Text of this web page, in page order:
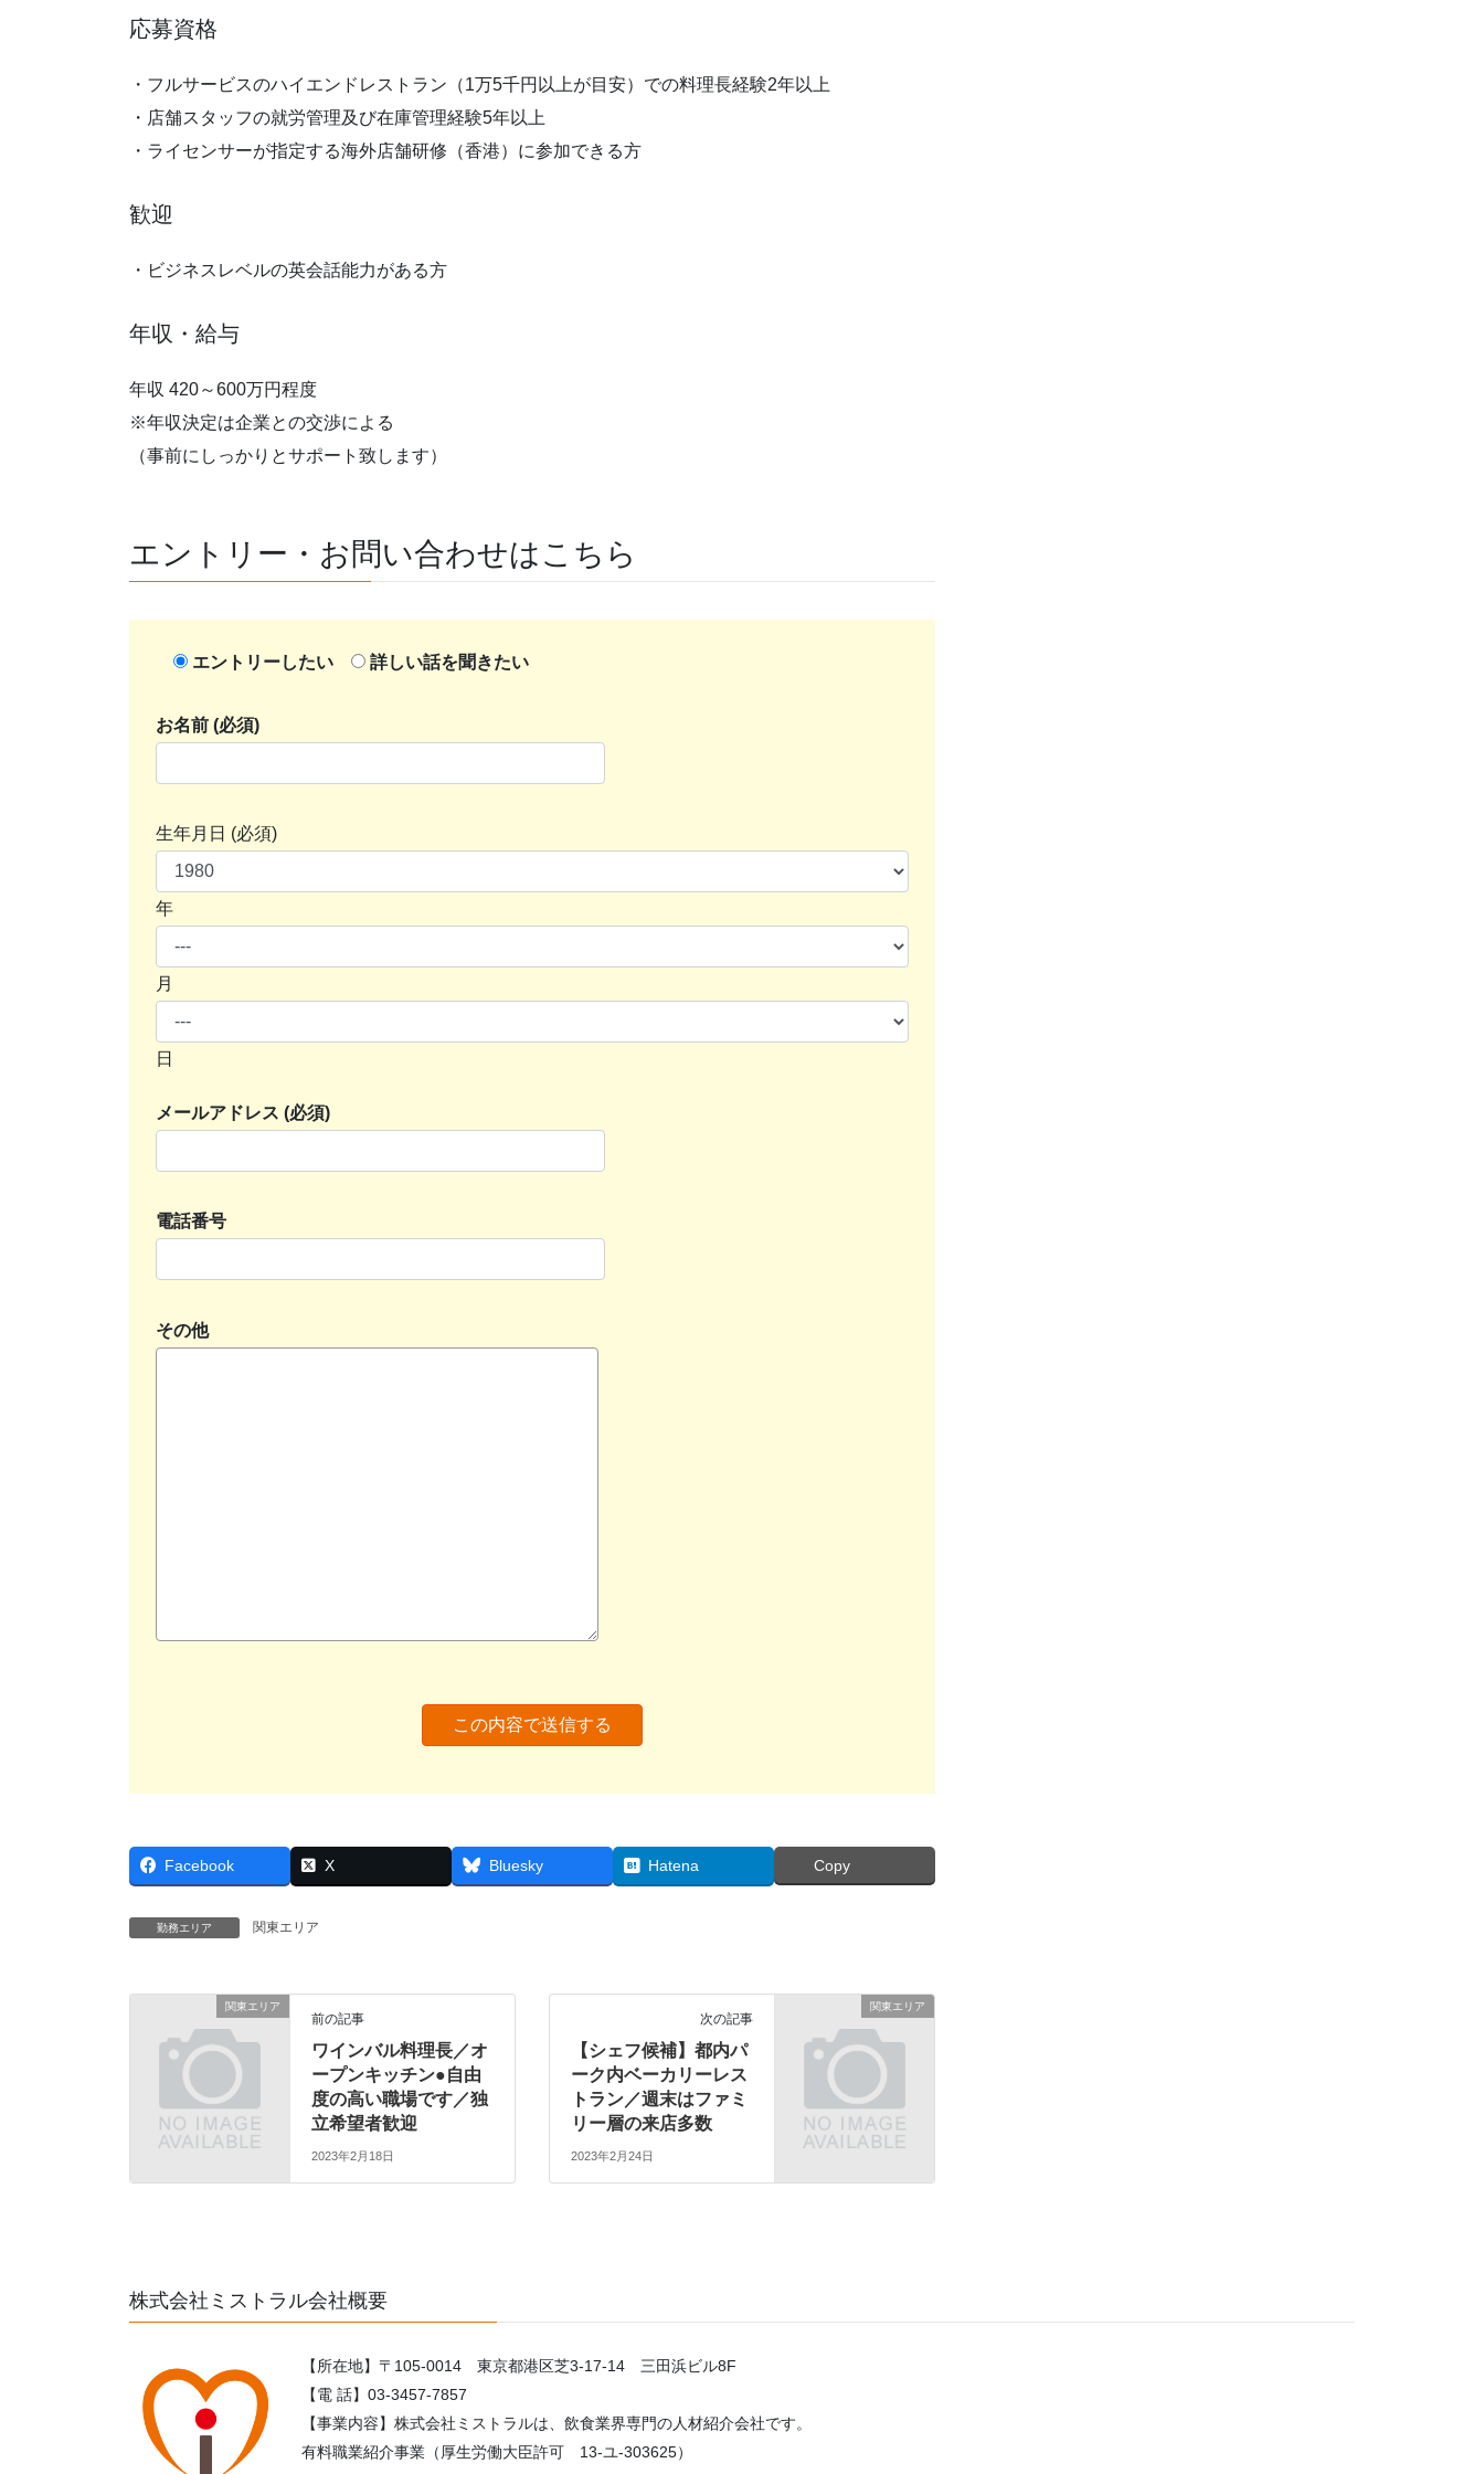
応募資格
・フルサービスのハイエンドレストラン（1万5千円以上が目安）での料理長経験2年以上
・店舗スタッフの就労管理及び在庫管理経験5年以上
・ライセンサーが指定する海外店舗研修（香港）に参加できる方
歓迎
・ビジネスレベルの英会話能力がある方
年収・給与
年収 420～600万円程度
※年収決定は企業との交渉による
（事前にしっかりとサポート致します）
エントリー・お問い合わせはこちら
エントリーしたい 詳しい話を聞きたい
お名前 (必須)
生年月日 (必須)
年
月
日
メールアドレス (必須)
電話番号
その他
Facebook X Bluesky Hatena Copy
勤務エリア 関東エリア
関東エリア
前の記事
ワインバル料理長／オ
ープンキッチン●自由
度の高い職場です／独
立希望者歓迎
2023年2月18日
関東エリア
次の記事
【シェフ候補】都内パ
ーク内ベーカリーレス
トラン／週末はファミ
リー層の来店多数
2023年2月24日
株式会社ミストラル会社概要
【所在地】〒105-0014 東京都港区芝3-17-14 三田浜ビル8F
【電 話】03-3457-7857
【事業内容】株式会社ミストラルは、飲食業界専門の人材紹介会社です。
有料職業紹介事業（厚生労働大臣許可 13-ユ-303625）